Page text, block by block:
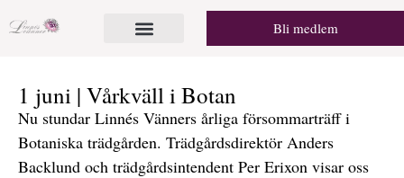
Bli medlem
1 juni | Vårkväll i Botan
Nu stundar Linnés Vänners årliga försommarträff i
Botaniska trädgården. Trädgårdsdirektör Anders
Backlund och trädgårdsintendent Per Erixon visar oss